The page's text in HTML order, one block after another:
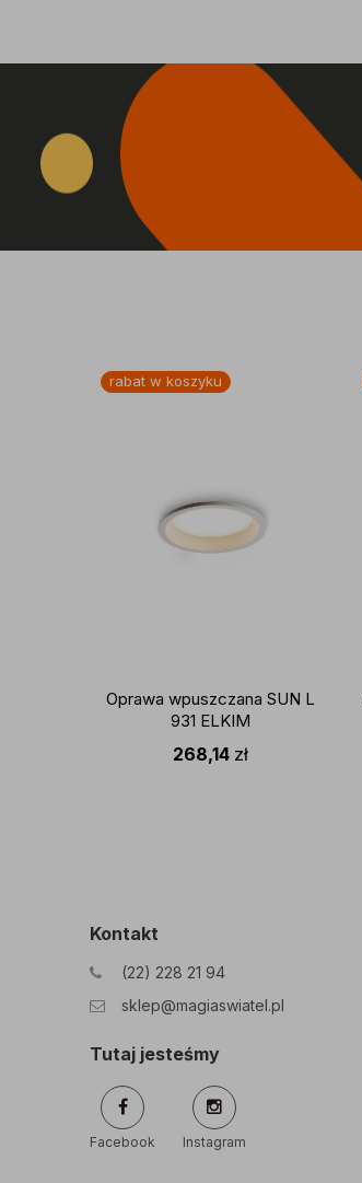
rabat w koszyku
Oprawa wpuszczana SUN L
931 ELKIM
268,14 zł
Kontakt
(22) 228 21 94
sklep@magiaswiatel.pl
Tutaj jesteśmy
Facebook Instagram